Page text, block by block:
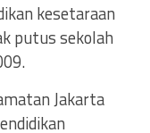
kesetaraan
putus sekolah
Jakarta